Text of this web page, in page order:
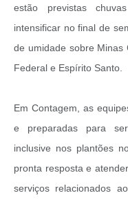
estão previstas
intensificar no final de
de umidade sobre Minas
Federal e Espírito Santo.
Em Contagem, as
e preparadas para
inclusive nos plantões
pronta resposta e
serviços relacionados